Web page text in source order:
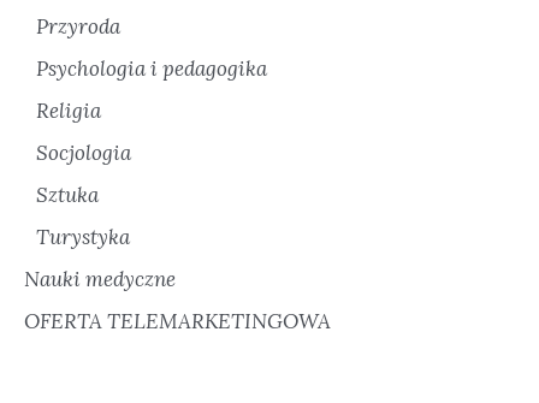
Przyroda
Psychologia i pedagogika
Religia
Socjologia
Sztuka
Turystyka
Nauki medyczne
OFERTA TELEMARKETINGOWA